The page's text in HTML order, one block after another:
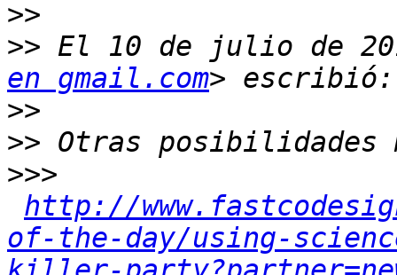
>>
>> El 10 de julio de
en gmail.com
>>
>>
>>>
http://
of-the-day/using-